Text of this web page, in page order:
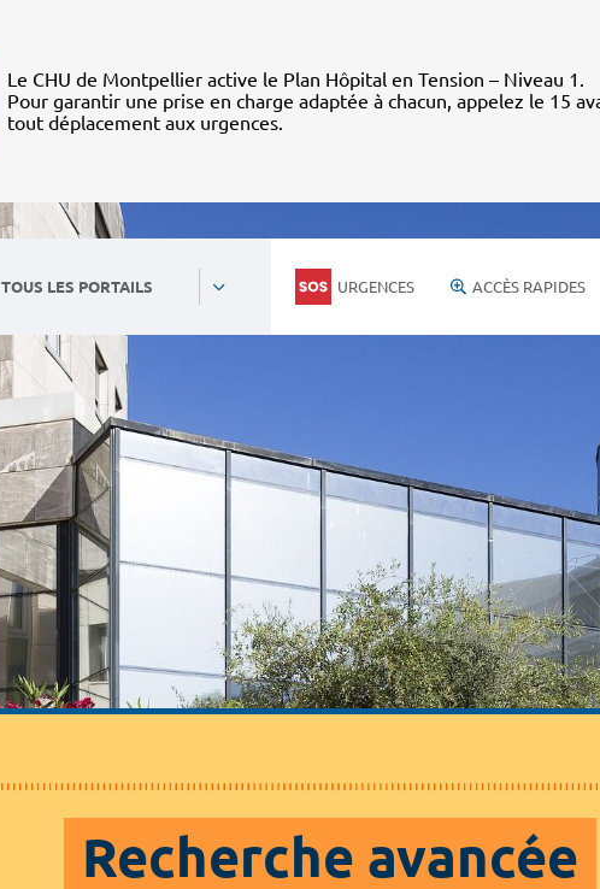
Le CHU de Montpellier active le Plan Hôpital en Tension – Niveau 1.
Pour garantir une prise en charge adaptée à chacun, appelez le 15
tout déplacement aux urgences.
TOUS LES PORTAILS URGENCES ACCÈS RAPIDES
Recherche avancée